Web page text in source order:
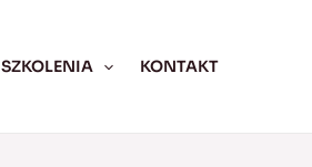
SZKOLENIA KONTAKT